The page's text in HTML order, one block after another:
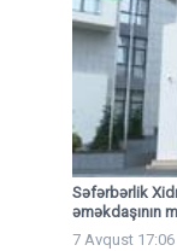
Səfərbərlik
əməkdaşının
7 Avqust 17:06